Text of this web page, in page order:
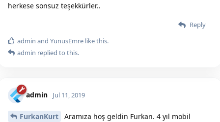
herkese sonsuz teşekkürler..
Reply
admin and YunusEmre like this.
admin replied to this.
admin Jul 11, 2019
FurkanKurt
Aramıza hoş geldin Furkan. 4 yıl mobil